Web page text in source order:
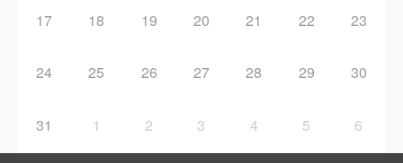
17 18 19 20 21 22 23
24 25 26 27 28 29 30
31 1 2 3 4 5 6